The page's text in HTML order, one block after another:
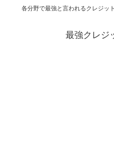
各分野で最強と言われるクレジッ
最強クレジ